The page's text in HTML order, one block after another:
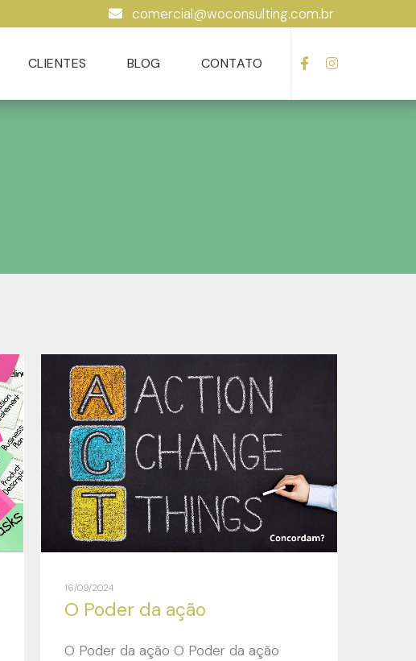
comercial@woconsulting.com.br
CLIENTES BLOG CONTATO
16/09/2024
O Poder da ação
O Poder da ação O Poder da ação